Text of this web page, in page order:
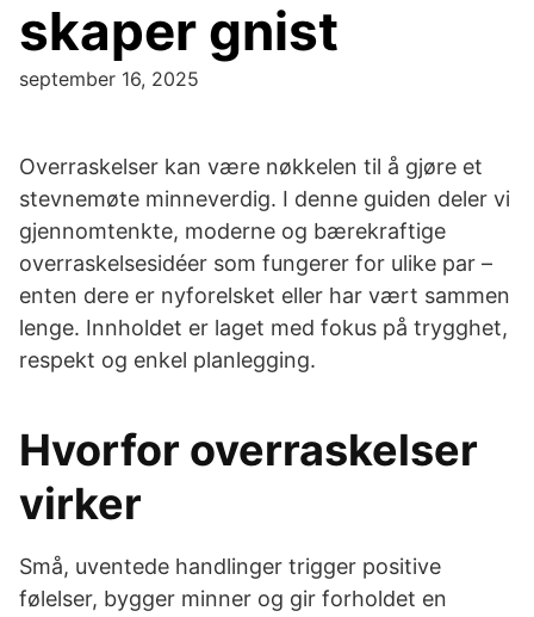
skaper gnist
september 16, 2025
Overraskelser kan være nøkkelen til å gjøre et
stevnemøte minneverdig. I denne guiden deler vi
gjennomtenkte, moderne og bærekraftige
overraskelsesidéer som fungerer for ulike par –
enten dere er nyforelsket eller har vært sammen
lenge. Innholdet er laget med fokus på trygghet,
respekt og enkel planlegging.
Hvorfor overraskelser
virker
Små, uventede handlinger trigger positive
følelser, bygger minner og gir forholdet en